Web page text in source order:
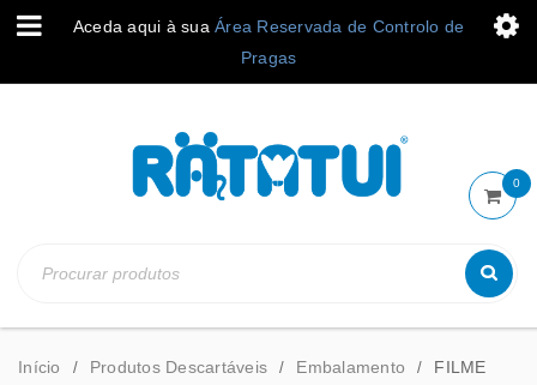
Aceda aqui à sua Área Reservada de Controlo de
Pragas
0
Início / Produtos Descartáveis / Embalamento /
FILME